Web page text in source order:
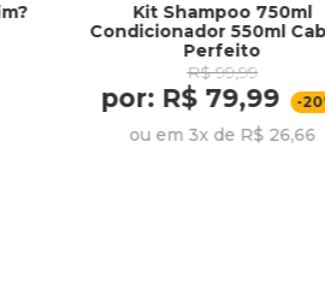
Kit Shampoo 750ml
Condicionador 550ml
Perfeito
R$ 99,99
por: R$ 79,99 -
ou em 3x de R$ 26,66